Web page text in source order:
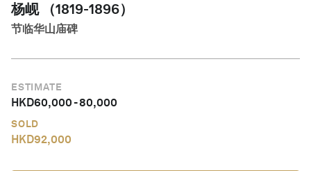
杨岘 （1819-1896）
节临华山庙碑
ESTIMATE
HKD60,000-80,000
SOLD
HKD92,000